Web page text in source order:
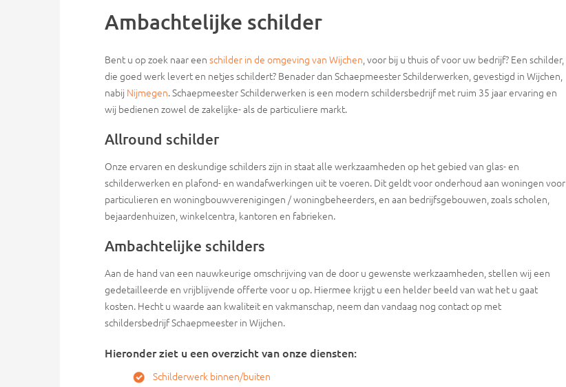
Ambachtelijke schilder
Bent u op zoek naar een schilder in de omgeving van Wijchen, voor bij u thuis of voor uw bedrijf? Een schilder,
die goed werk levert en netjes schildert? Benader dan Schaepmeester Schilderwerken, gevestigd in Wijchen,
nabij Nijmegen. Schaepmeester Schilderwerken is een modern schildersbedrijf met ruim 35 jaar ervaring en
wij bedienen zowel de zakelijke- als de particuliere markt.
Allround schilder
Onze ervaren en deskundige schilders zijn in staat alle werkzaamheden op het gebied van glas- en
schilderwerken en plafond- en wandafwerkingen uit te voeren. Dit geldt voor onderhoud aan woningen voor
particulieren en woningbouwverenigingen / woningbeheerders, en aan bedrijfsgebouwen, zoals scholen,
bejaardenhuizen, winkelcentra, kantoren en fabrieken.
Ambachtelijke schilders
Aan de hand van een nauwkeurige omschrijving van de door u gewenste werkzaamheden, stellen wij een
gedetailleerde en vrijblijvende offerte voor u op. Hiermee krijgt u een helder beeld van wat het u gaat
kosten. Hecht u waarde aan kwaliteit en vakmanschap, neem dan vandaag nog contact op met
schildersbedrijf Schaepmeester in Wijchen.
Hieronder ziet u een overzicht van onze diensten:
Schilderwerk binnen/buiten